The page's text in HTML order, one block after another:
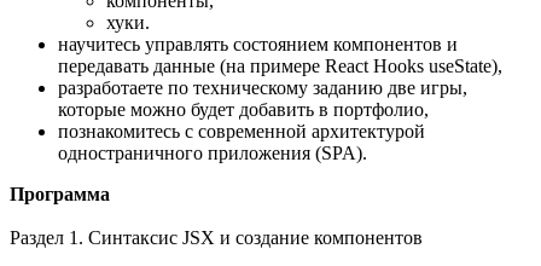
хуки.
научитесь управлять состоянием компонентов и
передавать данные (на примере React Hooks useState),
разработаете по техническому заданию две игры,
которые можно будет добавить в портфолио,
познакомитесь с современной архитектурой
одностраничного приложения (SPA).
Программа
Раздел 1. Синтаксис JSX и создание компонентов